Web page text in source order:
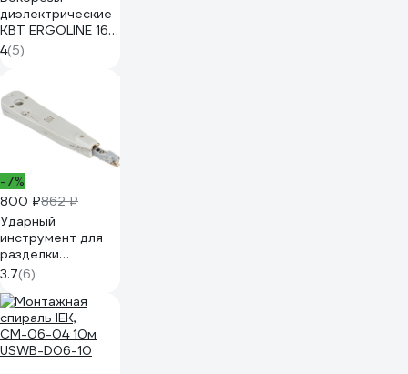
диэлектрические
КВТ ERGOLINE 160
мм 105214
4(5)
-7%
800 ₽862 ₽
Ударный
инструмент для
разделки
контактов типа
Krone TWT PND-
LSA-A
3.7(6)